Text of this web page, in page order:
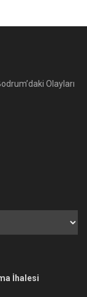
Olayları
İhalesi